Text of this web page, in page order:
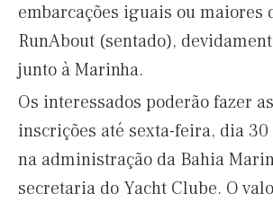
embarcações iguais ou maiores
RunAbout (sentado),
junto à Marinha.
Os interessados poderão fazer
inscrições até sexta-feira, dia 30
na administração da Bahia
secretaria do Yacht Clube. O